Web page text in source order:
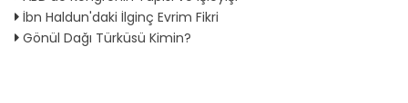
İbn Haldun'daki İlginç Evrim Fikri
Gönül Dağı Türküsü Kimin?